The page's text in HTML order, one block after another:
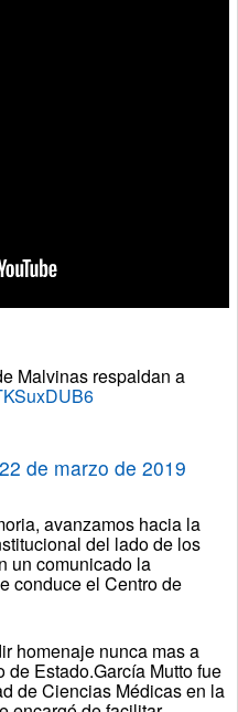
Malvinas respaldan a
22 de marzo de 2019
avanzamos hacia la
del lado de los
un comunicado la
conduce el Centro de
homenaje nunca mas a
Estado.García Mutto fue
de Ciencias Médicas en la